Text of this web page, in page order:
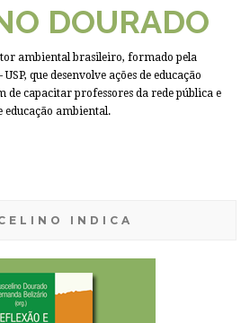
DOURADO
ambiental brasileiro, formado pela
que desenvolve ações de educação
de capacitar professores da rede pública e
ambiental.
INDICA